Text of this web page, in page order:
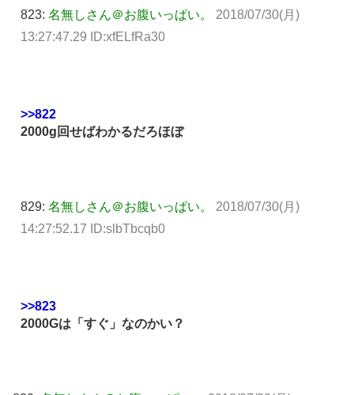
823: 名無しさん＠お腹いっぱい。
2018/07/30(月)
13:27:47.29 ID:xfELfRa30
>>822
2000g回せばわかるだろほぼ
829: 名無しさん＠お腹いっぱい。
2018/07/30(月)
14:27:52.17 ID:slbTbcqb0
>>823
2000Gは「すぐ」なのかい？